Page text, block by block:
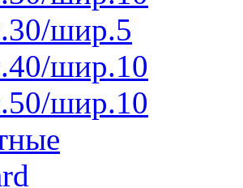
шир.5
шир.10
шир.10